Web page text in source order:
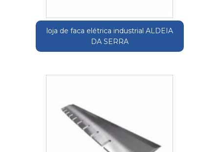
loja de faca elétrica industrial ALDEIA
DA SERRA